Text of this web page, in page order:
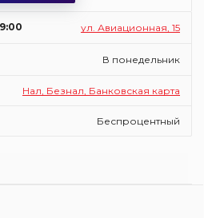
ул. Авиационная, 15
В понедельник
Нал, Безнал, Банковская карта
Беспроцентный
товаров по